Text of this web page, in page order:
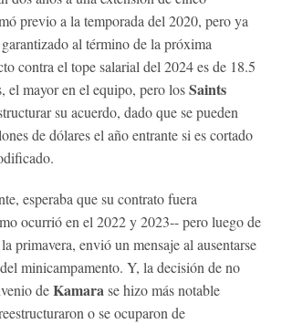
previo a la temporada del 2020, pero ya
al término de la próxima
contra el tope salarial del 2024 es de 18.5
el mayor en el equipo, pero losSaints
su acuerdo, dado que se pueden
de dólares el año entrante si es cortado
esperaba que su contrato fuera
ocurrió en el 2022 y 2023-- pero luego de
primavera, envió un mensaje al ausentarse
minicampamento. Y, la decisión de no
deKamarase hizo más notable
o se ocuparon de